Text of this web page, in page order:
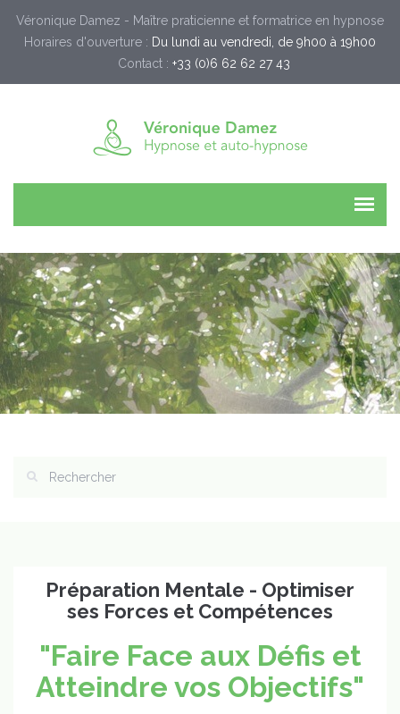
Véronique Damez - Maître praticienne et formatrice en hypnose
Horaires d'ouverture : Du lundi au vendredi, de 9h00 à 19h00
Contact : +33 (0)6 62 62 27 43
Préparation Mentale - Optimiser
ses Forces et Compétences
"Faire Face aux Défis et
Atteindre vos Objectifs"